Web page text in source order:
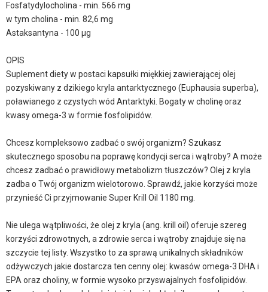
Fosfatydylocholina - min. 566 mg
w tym cholina - min. 82,6 mg
Astaksantyna - 100 µg
OPIS
Suplement diety w postaci kapsułki miękkiej zawierającej olej
pozyskiwany z dzikiego kryla antarktycznego (Euphausia superba),
poławianego z czystych wód Antarktyki. Bogaty w cholinę oraz
kwasy omega-3 w formie fosfolipidów.
Chcesz kompleksowo zadbać o swój organizm? Szukasz
skutecznego sposobu na poprawę kondycji serca i wątroby? A może
chcesz zadbać o prawidłowy metabolizm tłuszczów? Olej z kryla
zadba o Twój organizm wielotorowo. Sprawdź, jakie korzyści może
przynieść Ci przyjmowanie Super Krill Oil 1180 mg.
Nie ulega wątpliwości, że olej z kryla (ang. krill oil) oferuje szereg
korzyści zdrowotnych, a zdrowie serca i wątroby znajduje się na
szczycie tej listy. Wszystko to za sprawą unikalnych składników
odżywczych jakie dostarcza ten cenny olej: kwasów omega-3 DHA i
EPA oraz choliny, w formie wysoko przyswajalnych fosfolipidów.